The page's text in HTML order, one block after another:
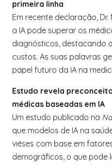
primeira linha
Em recente declaração,
a IA pode superar os
diagnósticos, destacando
custos. As suas palavras
papel futuro da IA na
Estudo revela
médicas baseadas em IA
Um estudo publicado na
que modelos de IA na
viéses com base em
demográficos, o que pode